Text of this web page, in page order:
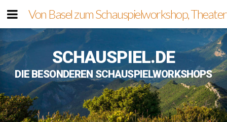
SCHAUSPIEL.DE
DIE BESONDEREN SCHAUSPIELWORKSHOPS
Von Basel zum Schauspielworkshop,